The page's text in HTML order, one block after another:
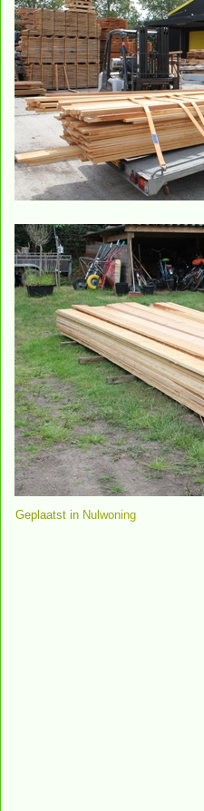
Geplaatst in Nulwoning